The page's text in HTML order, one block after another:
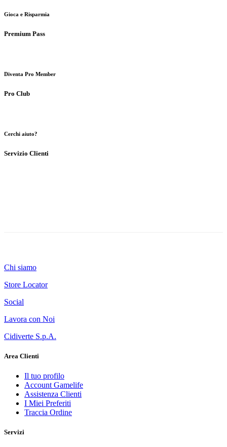
Gioca e Risparmia
Premium Pass
Diventa Pro Member
Pro Club
Cerchi aiuto?
Servizio Clienti
Chi siamo
Store Locator
Social
Lavora con Noi
Cidiverte S.p.A.
Area Clienti
Il tuo profilo
Account Gamelife
Assistenza Clienti
I Miei Preferiti
Traccia Ordine
Servizi